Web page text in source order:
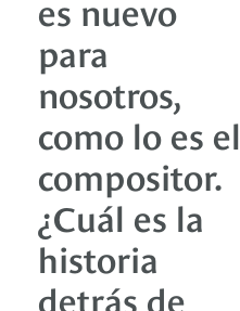
es nuevo
para
nosotros,
como lo es el
compositor.
¿Cuál es la
historia
detrás de